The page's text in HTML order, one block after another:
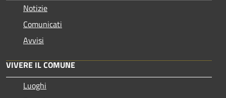
Notizie
Comunicati
Avvisi
VIVERE IL COMUNE
Luoghi